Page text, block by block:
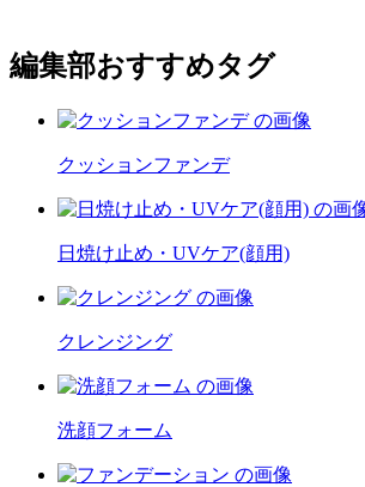
編集部おすすめタグ
クッションファンデ
日焼け止め・UVケア(顔用)
クレンジング
洗顔フォーム